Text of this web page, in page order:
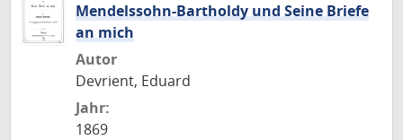
Mendelssohn-Bartholdy und Seine Briefe
an mich
Autor
Devrient, Eduard
Jahr:
1869